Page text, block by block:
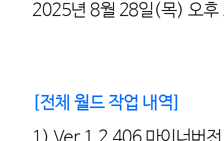
2025년 8월 28일(목)오후
전체 월드 작업 내역